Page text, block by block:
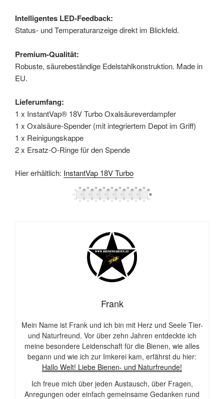
Intelligentes LED-Feedback:
Status- und Temperaturanzeige direkt im Blickfeld.
Premium-Qualität:
Robuste, säurebeständige Edelstahlkonstruktion. Made in
EU.
Lieferumfang:
1 x InstantVap® 18V Turbo Oxalsäureverdampfer
1 x Oxalsäure-Spender (mit integriertem Depot im Griff)
1 x Reinigungskappe
2 x Ersatz-O-Ringe für den Spende
Hier erhältlich: InstantVap 18V Turbo
Frank
Mein Name ist Frank und ich bin mit Herz und Seele Tier-
und Naturfreund. Vor über zehn Jahren entdeckte ich
meine besondere Leidenschaft für die Bienen, wie alles
begann und wie ich zur Imkerei kam, erfährst du hier:
Hallo Welt! Liebe Bienen- und Naturfreunde!
Ich freue mich über jeden Austausch, über Fragen,
Anregungen oder einfach gemeinsame Gedanken rund